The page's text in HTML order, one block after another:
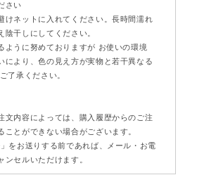
さい
けネットに入れてください。長時間濡れ
陰干しにしてください。
ように努めておりますが お使いの環境
により、色の見え方が実物と若干異なる
了承ください。
文内容によっては、購入履歴からのご注
とができない場合がございます。
をお送りする前であれば、メール・お電
セルいただけます。